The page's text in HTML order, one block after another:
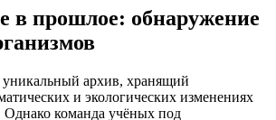
в прошлое: обнаружение
архив, хранящий
и экологических изменениях
Однако команда учёных под